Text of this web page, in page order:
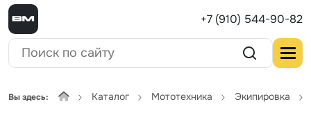
+7 (910) 544-90-82
Вы здесь: Каталог Мототехника Экипировка